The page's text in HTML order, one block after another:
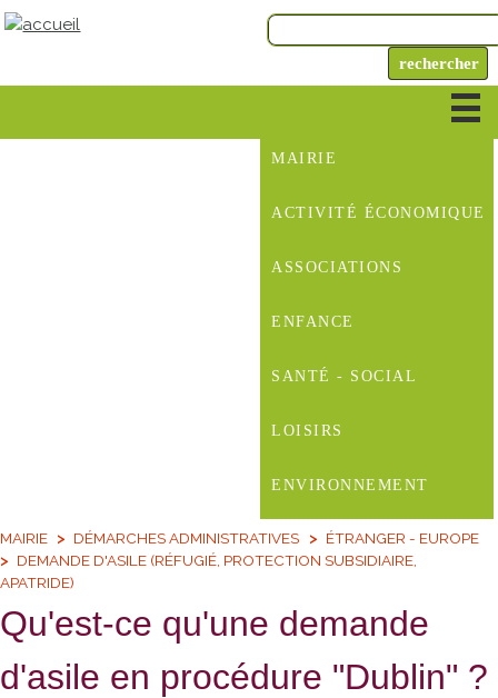
MAIRIE
ACTIVITÉ ÉCONOMIQUE
ASSOCIATIONS
ENFANCE
SANTÉ - SOCIAL
LOISIRS
ENVIRONNEMENT
MAIRIE DÉMARCHES ADMINISTRATIVES
ÉTRANGER - EUROPE
DEMANDE D'ASILE (RÉFUGIÉ, PROTECTION SUBSIDIAIRE,
APATRIDE)
Qu'est-ce qu'une demande
d'asile en procédure "Dublin" ?